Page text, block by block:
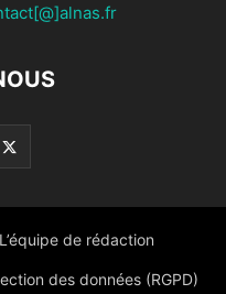
L’équipe de rédaction
des données (RGPD)